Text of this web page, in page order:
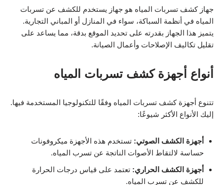
جهاز كشف تسربات المياه هو جهاز يستخدم للكشف عن تسربات
المياه في أنظمة السباكة، سواء في المنازل أو المباني التجارية.
يتميز هذا الجهاز بقدرته على تحديد الموقع بدقة، مما يساعد على
تقليل تكاليف الإصلاحات وأعمال الصيانة.
أنواع أجهزة كشف تسربات المياه
تتنوع أجهزة كشف تسربات المياه وفقًا للتكنولوجيا المستخدمة فيها.
إليك الأنواع الأكثر شيوعًا:
أجهزة الكشف الصوتي: تستخدم هذه الأجهزة ميكروفونات
حساسة لالتقاط الأصوات الناتجة عن تسرب المياه.
أجهزة الكشف الحراري: تعتمد على قياس درجات الحرارة
للكشف عن تسرب المياه.